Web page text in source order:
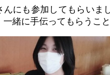
にも参加してもらいま
緒に手伝ってもらうこと